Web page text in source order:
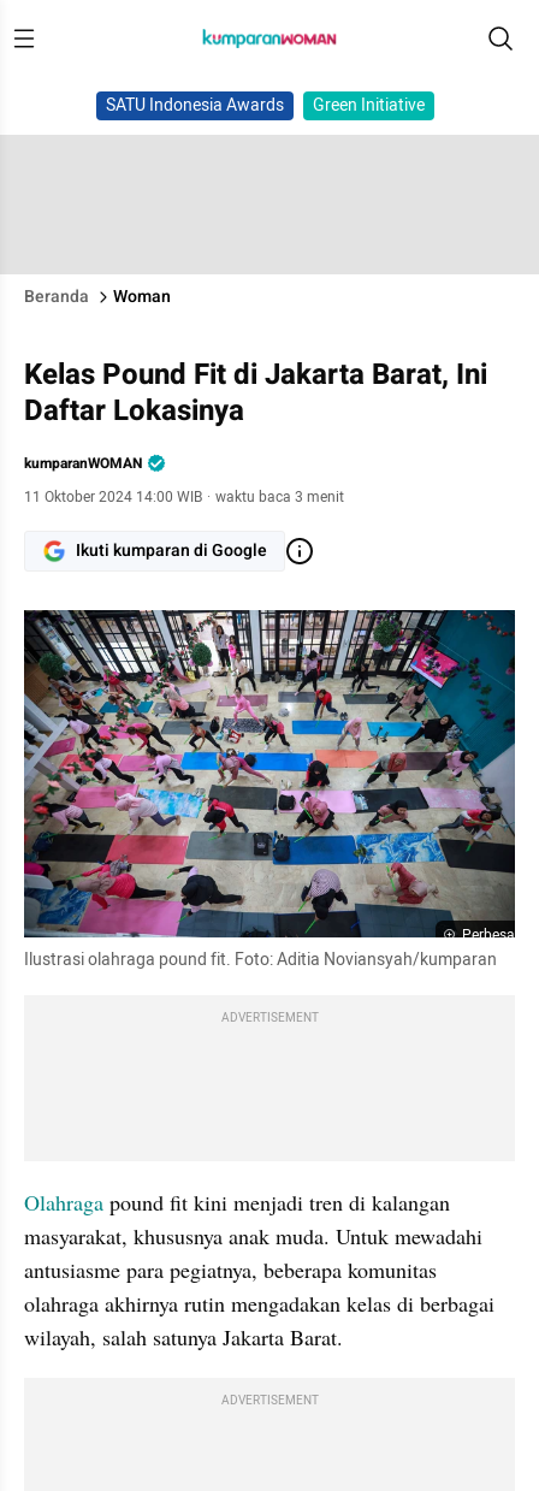
SATU Indonesia Awards Green Initiative
Beranda Woman
Kelas Pound Fit di Jakarta Barat, Ini
Daftar Lokasinya
kumparanWOMAN
11 Oktober 2024 14:00 WIB · waktu baca 3 menit
Ikuti kumparan di Google
Perbesar
Ilustrasi olahraga pound fit. Foto: Aditia Noviansyah/kumparan
ADVERTISEMENT
Olahraga pound fit kini menjadi tren di kalangan
masyarakat, khususnya anak muda. Untuk mewadahi
antusiasme para pegiatnya, beberapa komunitas
olahraga akhirnya rutin mengadakan kelas di berbagai
wilayah, salah satunya Jakarta Barat.
ADVERTISEMENT